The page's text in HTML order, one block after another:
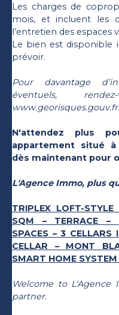
Les charges de
mois, et incluent les
l’entretien des espaces
Le bien est disponible
prévoir.
Pour davantage
éventuels,
www.georisques.gouv.fr.
N'attendez plus
appartement situé à
dès maintenant pour
L'Agence Immo, plus
TRIPLEX LOFT-
SQM – TERRACE –
SPACES – 3 CELLARS
CELLAR – MONT
SMART HOME
Welcome to L'Agence
partner.